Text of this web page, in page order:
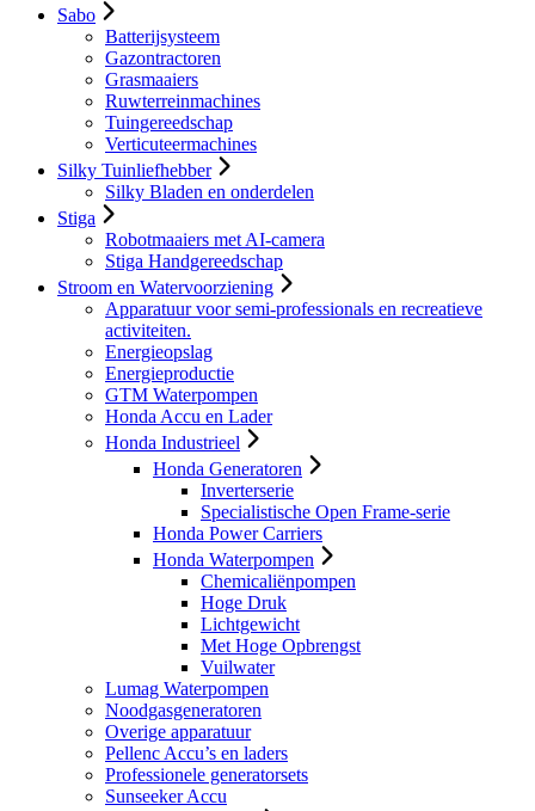
Sabo
Batterijsysteem
Gazontractoren
Grasmaaiers
Ruwterreinmachines
Tuingereedschap
Verticuteermachines
Silky Tuinliefhebber
Silky Bladen en onderdelen
Stiga
Robotmaaiers met AI-camera
Stiga Handgereedschap
Stroom en Watervoorziening
Apparatuur voor semi-professionals en recreatieve
activiteiten.
Energieopslag
Energieproductie
GTM Waterpompen
Honda Accu en Lader
Honda Industrieel
Honda Generatoren
Inverterserie
Specialistische Open Frame-serie
Honda Power Carriers
Honda Waterpompen
Chemicaliënpompen
Hoge Druk
Lichtgewicht
Met Hoge Opbrengst
Vuilwater
Lumag Waterpompen
Noodgasgeneratoren
Overige apparatuur
Pellenc Accu’s en laders
Professionele generatorsets
Sunseeker Accu